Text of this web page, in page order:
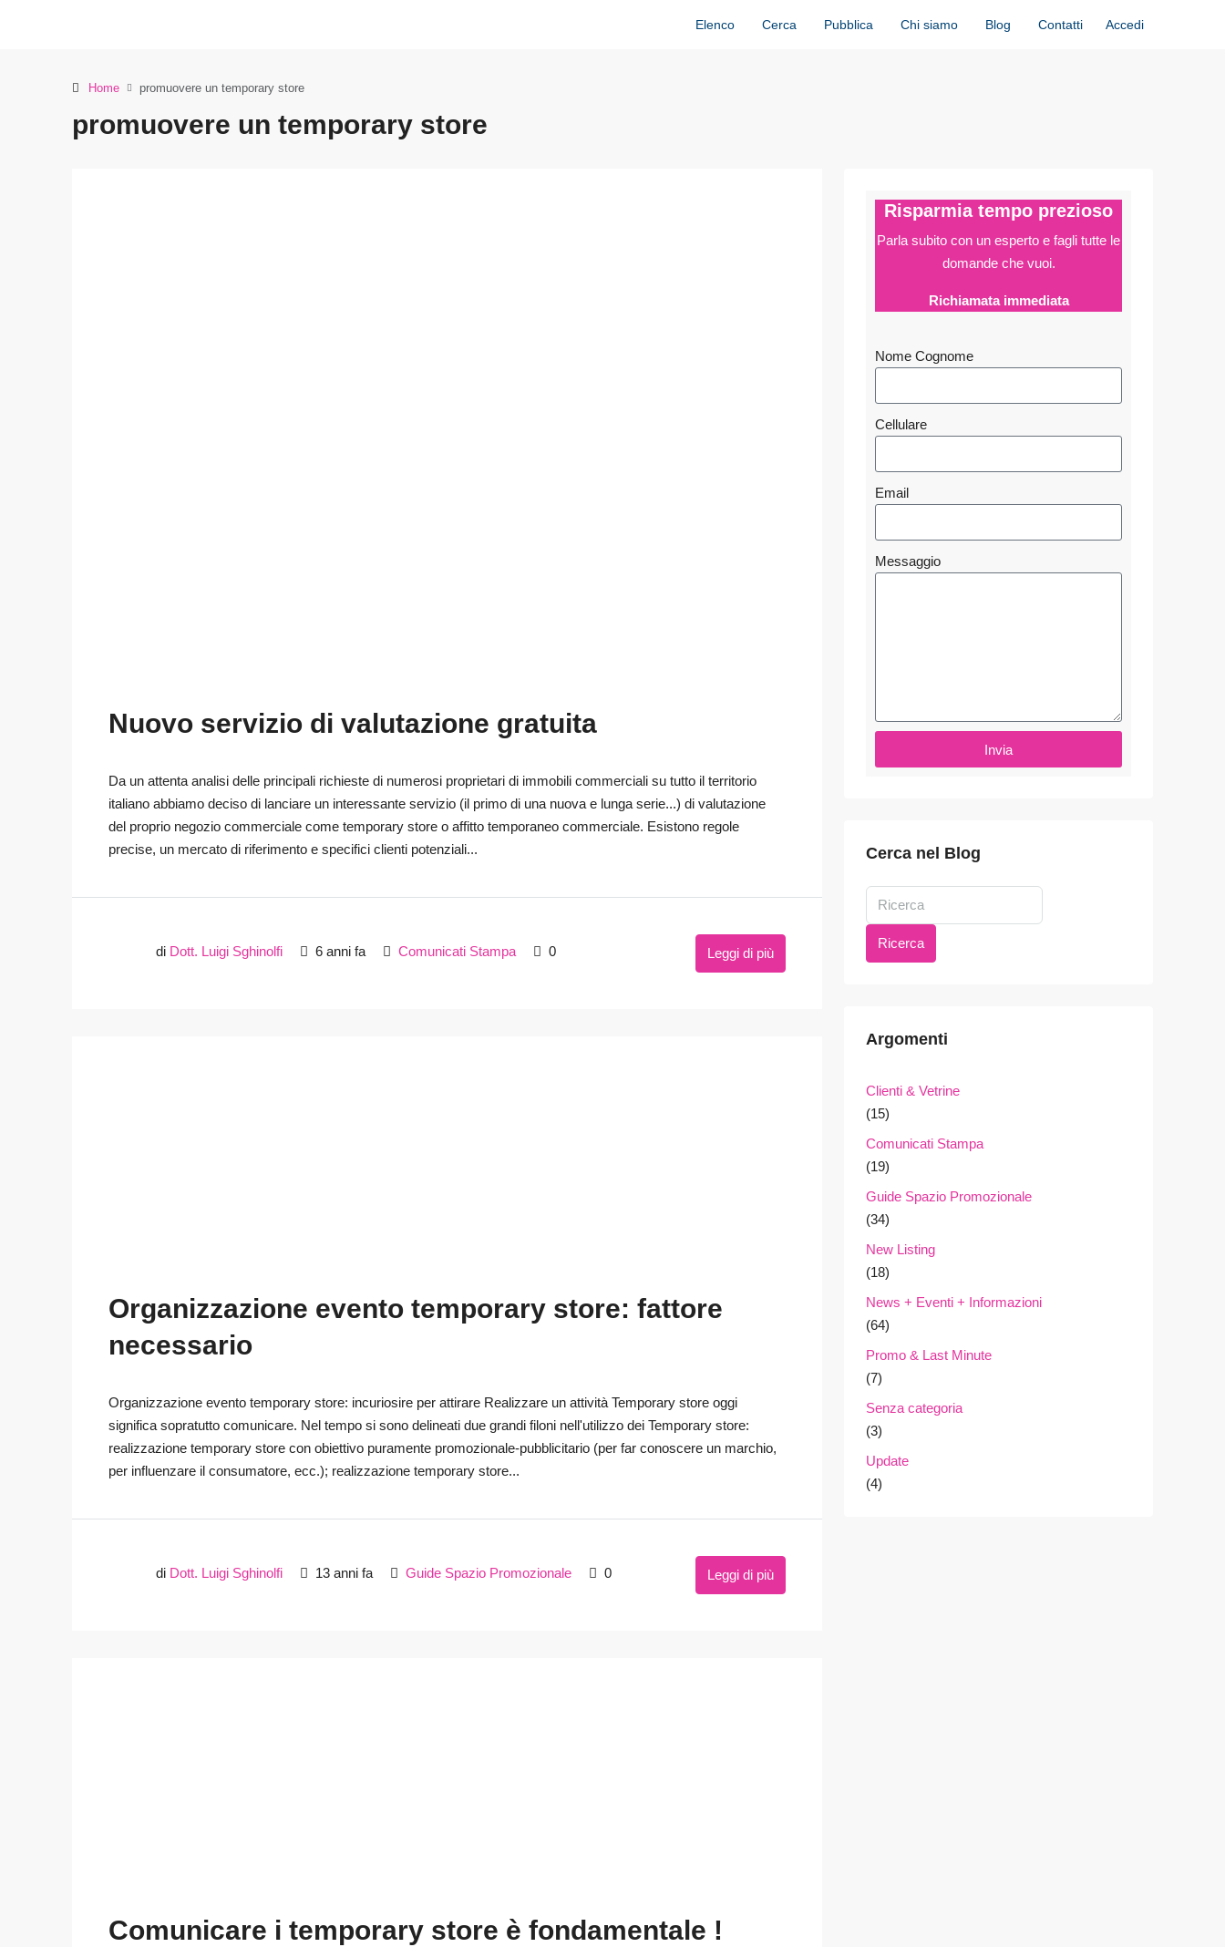
Elenco Cerca Pubblica Chi siamo Blog Contatti Accedi
Home promuovere un temporary store
promuovere un temporary store
Nuovo servizio di valutazione gratuita
Da un attenta analisi delle principali richieste di numerosi proprietari di immobili commerciali su tutto il territorio
italiano abbiamo deciso di lanciare un interessante servizio (il primo di una nuova e lunga serie...) di valutazione
del proprio negozio commerciale come temporary store o affitto temporaneo commerciale. Esistono regole
precise, un mercato di riferimento e specifici clienti potenziali...
di Dott. Luigi Sghinolfi 6 anni fa Comunicati Stampa 0 Leggi di più
Organizzazione evento temporary store: fattore
necessario
Organizzazione evento temporary store: incuriosire per attirare Realizzare un attività Temporary store oggi
significa sopratutto comunicare. Nel tempo si sono delineati due grandi filoni nell'utilizzo dei Temporary store:
realizzazione temporary store con obiettivo puramente promozionale-pubblicitario (per far conoscere un marchio,
per influenzare il consumatore, ecc.); realizzazione temporary store...
di Dott. Luigi Sghinolfi 13 anni fa Guide Spazio Promozionale 0 Leggi di più
Comunicare i temporary store è fondamentale !
Risparmia tempo prezioso
Parla subito con un esperto e fagli tutte le
domande che vuoi.
Richiamata immediata
Nome Cognome
Cellulare
Email
Messaggio
Invia
Cerca nel Blog
Ricerca
Argomenti
Clienti & Vetrine
(15)
Comunicati Stampa
(19)
Guide Spazio Promozionale
(34)
New Listing
(18)
News + Eventi + Informazioni
(64)
Promo & Last Minute
(7)
Senza categoria
(3)
Update
(4)